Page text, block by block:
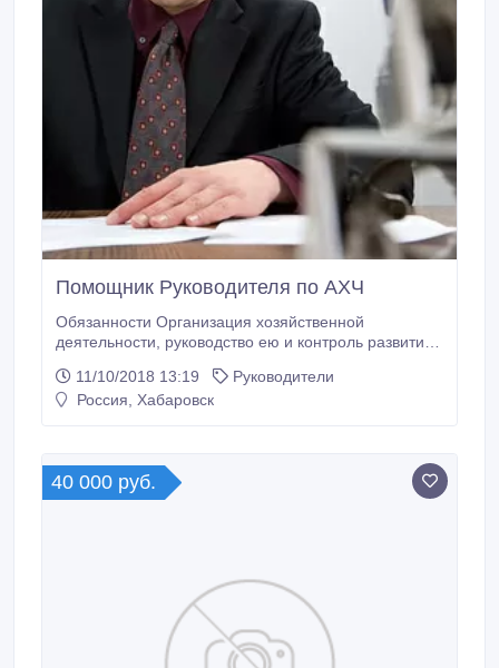
Помощник Руководителя по АХЧ
Обязанности Организация хозяйственной
деятельности, руководство ею и контроль развития;
персонала; Осуществление контроля за
хозяйственным обслуживанием и надлежащим
Условия работы: Официальное трудоустройство,
соц.
11/10/2018 13:19
Руководители
Россия, Хабаровск
40 000 руб.